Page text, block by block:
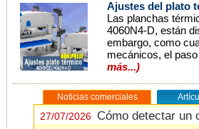
Ajustes del plato
Las planchas
4060N4-D, están
embargo, como
mecánicos, el
más...)
Noticias comerciales
27/07/2026 Cómo detectar un
27/07/2026 Cómo detectar un